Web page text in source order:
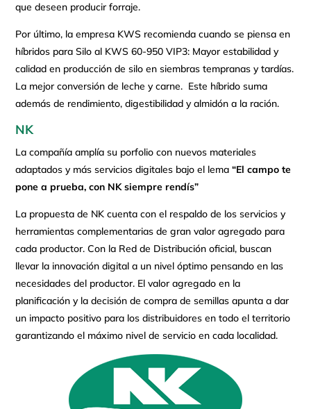
que deseen producir forraje.
Por último, la empresa KWS recomienda cuando se piensa en
híbridos para Silo al KWS 60-950 VIP3: Mayor estabilidad y
calidad en producción de silo en siembras tempranas y tardías.
La mejor conversión de leche y carne. Este híbrido suma
además de rendimiento, digestibilidad y almidón a la ración.
NK
La compañía amplía su porfolio con nuevos materiales
adaptados y más servicios digitales bajo el lema“El campo te
pone a prueba, con NK siempre rendís”
La propuesta de NK cuenta con el respaldo de los servicios y
herramientas complementarias de gran valor agregado para
cada productor. Con la Red de Distribución oficial, buscan
llevar la innovación digital a un nivel óptimo pensando en las
necesidades del productor. El valor agregado en la
planificación y la decisión de compra de semillas apunta a dar
un impacto positivo para los distribuidores en todo el territorio
garantizando el máximo nivel de servicio en cada localidad.